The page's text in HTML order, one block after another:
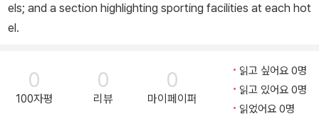
els; and a section highlighting sporting facilities at each hot
el.
0
100자평
0
리뷰
0
마이페이퍼
읽고 싶어요 0명
읽고 있어요 0명
읽었어요 0명